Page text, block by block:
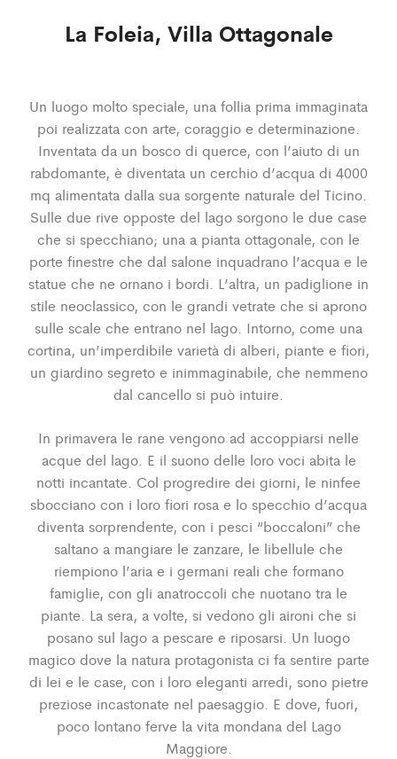
La Foleia, Villa Ottagonale
Un luogo molto speciale, una follia prima immaginata
poi realizzata con arte, coraggio e determinazione.
Inventata da un bosco di querce, con l’aiuto di un
rabdomante, è diventata un cerchio d’acqua di 4000
mq alimentata dalla sua sorgente naturale del Ticino.
Sulle due rive opposte del lago sorgono le due case
che si specchiano; una a pianta ottagonale, con le
porte finestre che dal salone inquadrano l’acqua e le
statue che ne ornano i bordi. L’altra, un padiglione in
stile neoclassico, con le grandi vetrate che si aprono
sulle scale che entrano nel lago. Intorno, come una
cortina, un’imperdibile varietà di alberi, piante e fiori,
un giardino segreto e inimmaginabile, che nemmeno
dal cancello si può intuire.
In primavera le rane vengono ad accoppiarsi nelle
acque del lago. E il suono delle loro voci abita le
notti incantate. Col progredire dei giorni, le ninfee
sbocciano con i loro fiori rosa e lo specchio d’acqua
diventa sorprendente, con i pesci “boccaloni” che
saltano a mangiare le zanzare, le libellule che
riempiono l’aria e i germani reali che formano
famiglie, con gli anatroccoli che nuotano tra le
piante. La sera, a volte, si vedono gli aironi che si
posano sul lago a pescare e riposarsi. Un luogo
magico dove la natura protagonista ci fa sentire parte
di lei e le case, con i loro eleganti arredi, sono pietre
preziose incastonate nel paesaggio. E dove, fuori,
poco lontano ferve la vita mondana del Lago
Maggiore.